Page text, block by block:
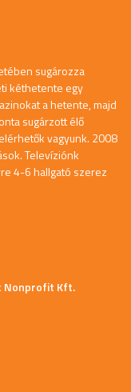
sugározza
kéthetente egy
a hetente, majd
sugárzott élő
vagyunk. 2008
Televíziónk
4-6 hallgató szerez
Nonprofit Kft.